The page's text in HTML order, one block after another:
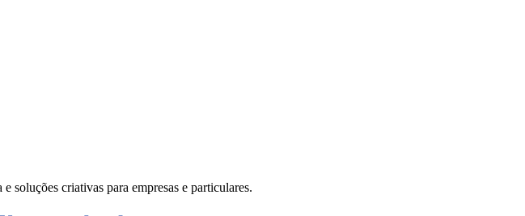
soluções criativas para empresas e particulares.